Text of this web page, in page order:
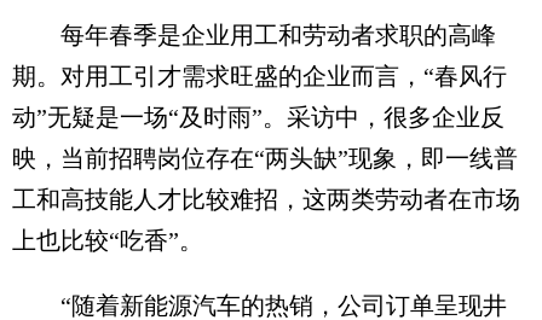
每年春季是企业用工和劳动者求职的高峰
期。对用工引才需求旺盛的企业而言，“春风行
动”无疑是一场“及时雨”。采访中，很多企业反
映，当前招聘岗位存在“两头缺”现象，即一线普
工和高技能人才比较难招，这两类劳动者在市场
上也比较“吃香”。
“随着新能源汽车的热销，公司订单呈现井